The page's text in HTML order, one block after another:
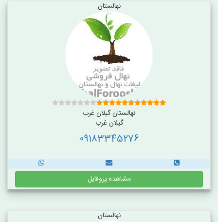
نهالستان
نهالستان گیلان غرب
گیلان غرب
09183345276
مشاهده پروفایل
نهالستان